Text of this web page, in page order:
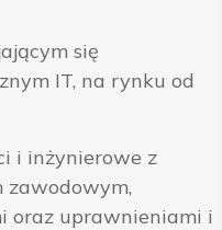
się
IT, na rynku od
i inżynierowe z
oraz uprawnieniami i